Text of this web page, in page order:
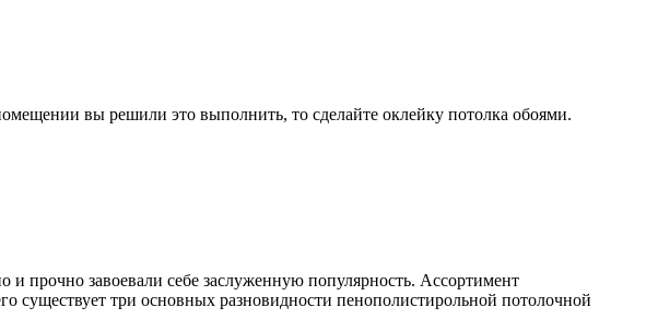
вы решили это выполнить, то сделайте оклейку потолка обоями.
прочно завоевали себе заслуженную популярность. Ассортимент
существует три основных разновидности пенополистирольной потолочной